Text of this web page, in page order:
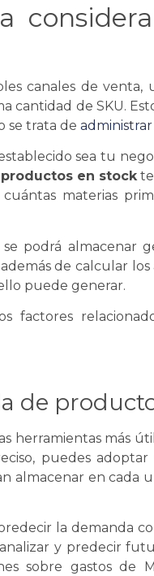
canales de venta,
cantidad de SKU.
se trata de
sea tu
en stockte
materias
se podrá almacenar
de calcular
puede generar.
factores
de
herramientas más
puedes
en cada
la demanda
y predecir
sobre gastos de